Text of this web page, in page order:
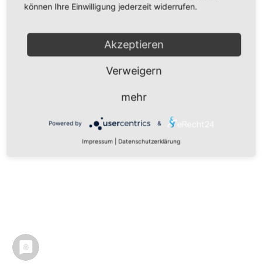
können Ihre Einwilligung jederzeit widerrufen.
Akzeptieren
Verweigern
mehr
Powered by &
Impressum Datenschutzerklärung